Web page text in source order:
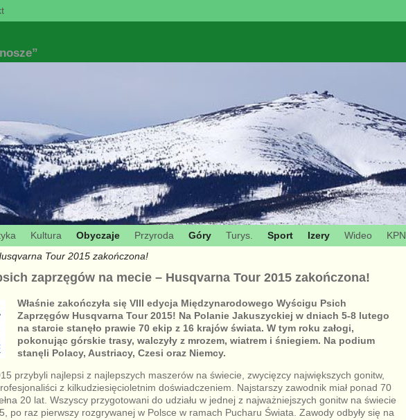
Kultura Obyczaje Przyroda Góry Turys. Sport Izery Wideo KPN
Tour 2015 zakończona!
zaprzęgów na mecie – Husqvarna Tour 2015 zakończona!
Właśnie zakończyła się VIII edycja Międzynarodowego Wyścigu Psich
Zaprzęgów Husqvarna Tour 2015! Na Polanie Jakuszyckiej w dniach 5-8 lutego
na starcie stanęło prawie 70 ekip z 16 krajów świata. W tym roku załogi,
pokonując górskie trasy, walczyły z mrozem, wiatrem i śniegiem. Na podium
stanęli Polacy, Austriacy, Czesi oraz Niemcy.
przybyli najlepsi z najlepszych maszerów na świecie, zwycięzcy największych gonitw,
z kilkudziesięcioletnim doświadczeniem. Najstarszy zawodnik miał ponad 70
20 lat. Wszyscy przygotowani do udziału w jednej z najważniejszych gonitw na świecie
po raz pierwszy rozgrywanej w Polsce w ramach Pucharu Świata. Zawody odbyły się na